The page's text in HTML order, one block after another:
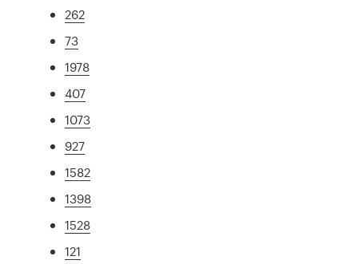
262
73
1978
407
1073
927
1582
1398
1528
121